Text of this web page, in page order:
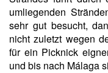
umliegenden
sehr gut besucht,
nicht zuletzt wegen
für ein Picknick
und bis nach Málaga